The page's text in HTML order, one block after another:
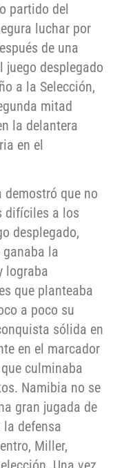
partido del
luchar por
de una
juego desplegado
a la Selección,
mitad
la delantera
en el
demostró que no
difíciles a los
desplegado,
la
lograba
que planteaba
a poco su
sólida en
en el marcador
culminaba
Namibia no se
gran jugada de
defensa
Miller,